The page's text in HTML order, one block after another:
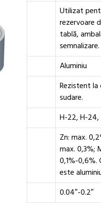
Utilizat
rezervoare
tablă,
semnalizare.
Aluminiu
Rezistent la
sudare.
H-22, H-24,
Zn: max.
max. 0,3%;
0,1%-0,6%.
este
0.04″-0.2″